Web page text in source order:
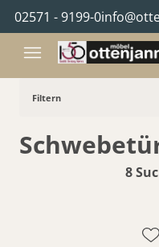
02571 - 9199-0
Filtern
8